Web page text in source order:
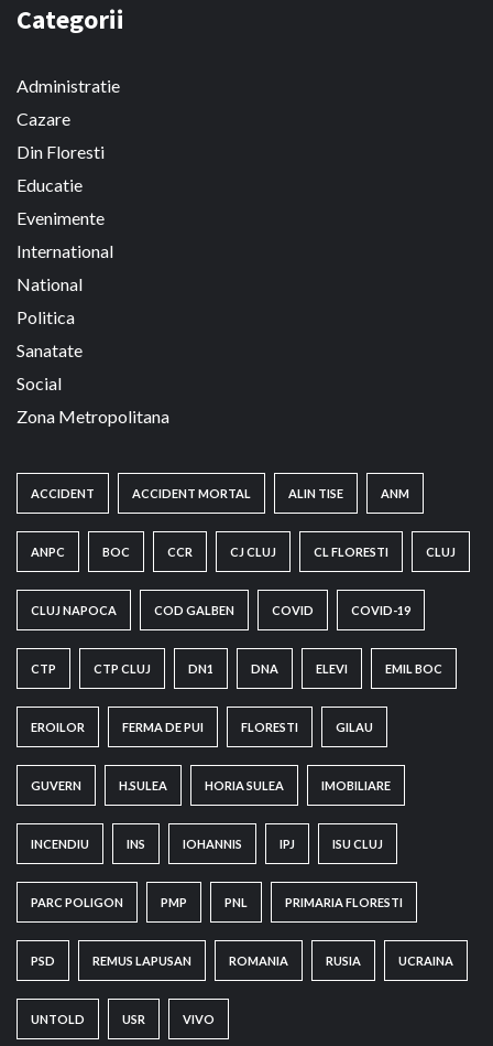
Categorii
Administratie
Cazare
Din Floresti
Educatie
Evenimente
International
National
Politica
Sanatate
Social
Zona Metropolitana
ACCIDENT ACCIDENT MORTAL ALIN TISE ANM
ANPC BOC CCR CJ CLUJ CL FLORESTI CLUJ
CLUJ NAPOCA COD GALBEN COVID COVID-19
CTP CTP CLUJ DN1 DNA ELEVI EMIL BOC
EROILOR FERMA DE PUI FLORESTI GILAU
GUVERN H.SULEA HORIA SULEA IMOBILIARE
INCENDIU INS IOHANNIS IPJ ISU CLUJ
PARC POLIGON PMP PNL PRIMARIA FLORESTI
PSD REMUS LAPUSAN ROMANIA RUSIA UCRAINA
UNTOLD USR VIVO